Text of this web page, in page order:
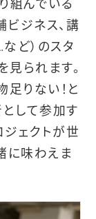
組んでいる
ビジネス、講
ど）のスタ
見られます。
りない！と
して参加す
ジェクトが世
に味わえま